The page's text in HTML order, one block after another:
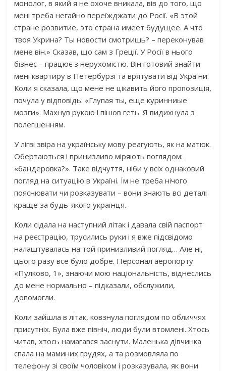
монолог, в який я не охоче вникала, вів до того, що
мені треба негайно переїжджати до Росії. «В этой
стране розвитие, это страна имеет будущее. А что
твоя Укрина? Ты новости смотришь? – переконував
мене він.» Сказав, що сам з Греції. У Росії в нього
бізнес – працює з нерухомістю. Він готовий знайти
мені квартиру в Петербурзі та врятувати від України.
Коли я сказала, що мене не цікавить його пропозиція,
почула у відповідь: «Глупая ты, еще куринниые
мозги». Махнув рукою і пішов геть. Я видихнула з
полегшенням.
У лігві звіра на українську мову реагують, як на матюк.
Обертаються і принизливо міряють поглядом:
«бандеровка?». Таке відчуття, ніби у всіх однаковий
погляд на ситуацію в Україні. Їм не треба нічого
пояснювати чи розказувати – вони знають всі деталі
краще за будь-якого українця.
Коли сідала на наступний літак і давала свій паспорт
на реєстрацію, трусились руки і я вже підсвідомо
налаштувалась на той принизливий погляд… Але ні,
цього разу все було добре. Персонал аеропорту
«Пулково, 1», знаючи мою національність, віднеслись
до мене нормально – підказали, обслужили,
допомогли.
Коли зайшла в літак, ковзнула поглядом по обличчях
присутніх. Була вже північ, люди були втомлені. Хтось
читав, хтось намагався заснути. Маленька дівчинка
спала на маминих грудях, а та розмовляла по
телефону зі своїм чоловіком і розказувала, як вони